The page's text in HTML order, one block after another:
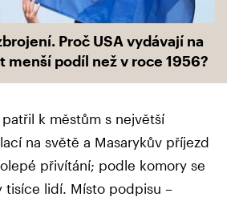
Proč USA vydávají na
menší podíl než v roce 1956?
k městům s největší
na světě a Masarykův příjezd
přivítání; podle komory se
tisíce lidí. Místo podpisu –